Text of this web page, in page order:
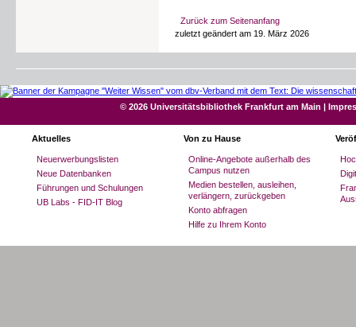
Zurück zum Seitenanfang
zuletzt geändert am 19. März 2026
© 2026 Universitätsbibliothek Frankfurt am Main |
Aktuelles
Neuerwerbungslisten
Neue Datenbanken
Führungen und Schulungen
UB Labs - FID-IT Blog
Von zu Hause
Online-Angebote außerhalb des
Campus nutzen
Medien bestellen, ausleihen,
verlängern, zurückgeben
Konto abfragen
Hilfe zu Ihrem Konto